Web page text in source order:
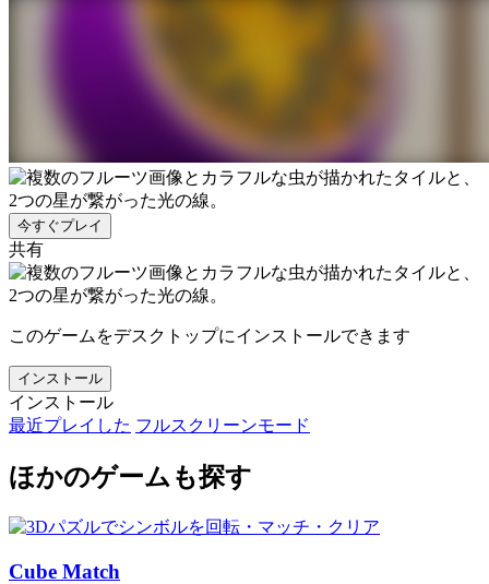
今すぐプレイ
共有
このゲームをデスクトップにインストールできます
インストール
インストール
最近プレイした フルスクリーンモード
ほかのゲームも探す
Cube Match